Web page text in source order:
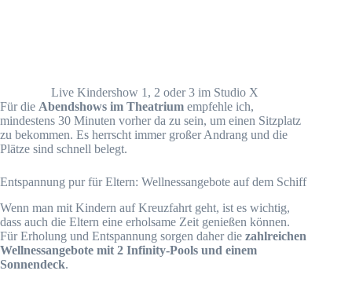
Live Kindershow 1, 2 oder 3 im Studio X
Für die Abendshows im Theatrium empfehle ich,
mindestens 30 Minuten vorher da zu sein, um einen Sitzplatz
zu bekommen. Es herrscht immer großer Andrang und die
Plätze sind schnell belegt.
Entspannung pur für Eltern: Wellnessangebote auf dem Schiff
Wenn man mit Kindern auf Kreuzfahrt geht, ist es wichtig,
dass auch die Eltern eine erholsame Zeit genießen können.
Für Erholung und Entspannung sorgen daher die zahlreichen
Wellnessangebote mit 2 Infinity-Pools und einem
Sonnendeck.